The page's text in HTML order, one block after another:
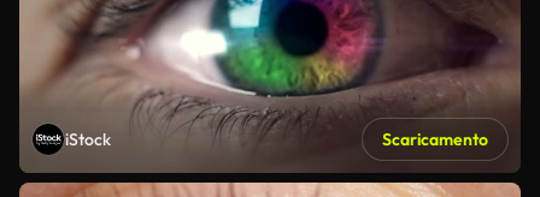
iStock Scaricamento